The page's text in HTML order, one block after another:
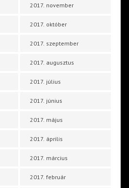
2017. november
2017. október
2017. szeptember
2017. augusztus
2017. július
2017. június
2017. május
2017. április
2017. március
2017. február